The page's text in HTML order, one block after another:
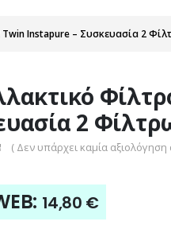
Twin Instapure – Συσκευασία 2
2
( Δεν υπάρχει καμία αξιολόγηση
14,80 €